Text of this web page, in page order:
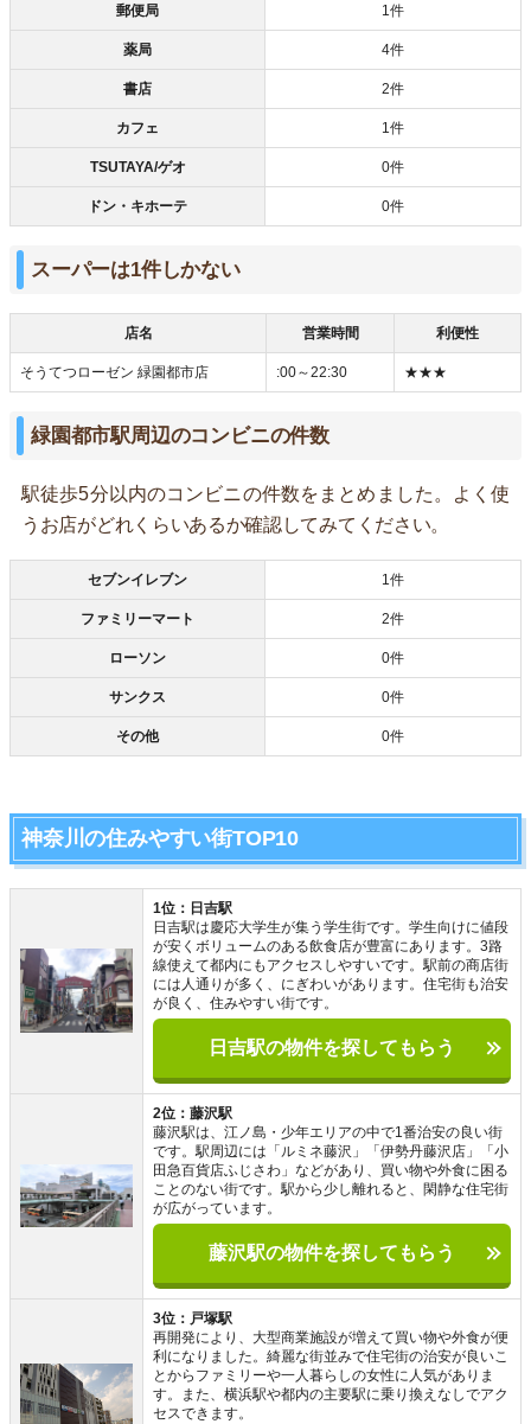
郵便局 1件
薬局 4件
書店 2件
カフェ 1件
TSUTAYA/ゲオ 0件
ドン・キホーテ 0件
スーパーは1件しかない
店名 営業時間 利便性
そうてつローゼン 緑園都市店 :00～22:30 ★★★
緑園都市駅周辺のコンビニの件数
駅徒歩5分以内のコンビニの件数をまとめました。よく使
うお店がどれくらいあるか確認してみてください。
セブンイレブン 1件
ファミリーマート 2件
ローソン 0件
サンクス 0件
その他 0件
神奈川の住みやすい街TOP10
1位：日吉駅
日吉駅は慶応大学生が集う学生街です。学生向けに値段
が安くボリュームのある飲食店が豊富にあります。3路
線使えて都内にもアクセスしやすいです。駅前の商店街
には人通りが多く、にぎわいがあります。住宅街も治安
が良く、住みやすい街です。
日吉駅の物件を探してもらう
2位：藤沢駅
藤沢駅は、江ノ島・少年エリアの中で1番治安の良い街
です。駅周辺には「ルミネ藤沢」「伊勢丹藤沢店」「小
田急百貨店ふじさわ」などがあり、買い物や外食に困る
ことのない街です。駅から少し離れると、閑静な住宅街
が広がっています。
藤沢駅の物件を探してもらう
3位：戸塚駅
再開発により、大型商業施設が増えて買い物や外食が便
利になりました。綺麗な街並みで住宅街の治安が良いこ
とからファミリーや一人暮らしの女性に人気がありま
す。また、横浜駅や都内の主要駅に乗り換えなしでアク
セスできます。